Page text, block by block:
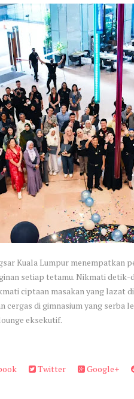
Kuala Lumpur menempatkan
setiap tetamu. Nikmati detik-
ciptaan masakan yang lazat
cergas di gimnasium yang serba
eksekutif.
Twitter Google+